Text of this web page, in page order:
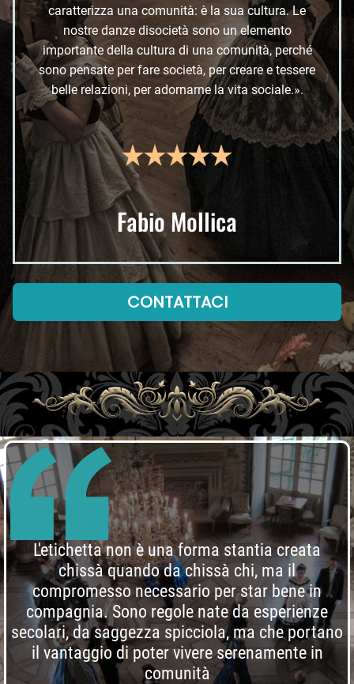
caratterizza una comunità: è la sua cultura. Le
nostre danze disocietà sono un elemento
importante della cultura di una comunità, perché
sono pensate per fare società, per creare e tessere
belle relazioni, per adornarne la vita sociale.».
Fabio Mollica
CONTATTACI
L'etichetta non è una forma stantia creata
chissà quando da chissà chi, ma il
compromesso necessario per star bene in
compagnia. Sono regole nate da esperienze
secolari, da saggezza spicciola, ma che portano
il vantaggio di poter vivere serenamente in
comunità